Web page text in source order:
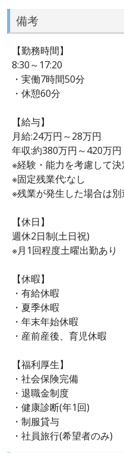
備考
【勤務時間】
8:30～17:20
・実働7時間50分
・休憩60分
【給与】
月給:24万円～28万円
年収:約380万円～420万円
※経験・能力を考慮して決
※固定残業代:なし
※残業が発生した場合は
【休日】
週休2日制(土日祝)
※月1回程度土曜出勤あり
【休暇】
・有給休暇
・夏季休暇
・年末年始休暇
・産前産後、育児休暇
【福利厚生】
・社会保険完備
・退職金制度
・健康診断(年1回)
・制服貸与
・社員旅行(希望者のみ)